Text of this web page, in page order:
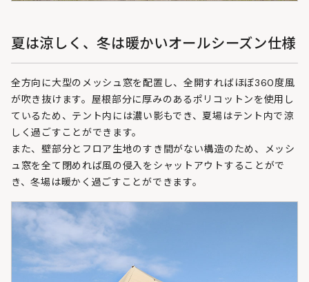
夏は涼しく、冬は暖かいオールシーズン仕様
全方向に大型のメッシュ窓を配置し、全開すればほぼ360度風
が吹き抜けます。屋根部分に厚みのあるポリコットンを使用し
ているため、テント内には濃い影もでき、夏場はテント内で涼
しく過ごすことができます。
また、壁部分とフロア生地のすき間がない構造のため、メッシ
ュ窓を全て閉めれば風の侵入をシャットアウトすることがで
き、冬場は暖かく過ごすことができます。